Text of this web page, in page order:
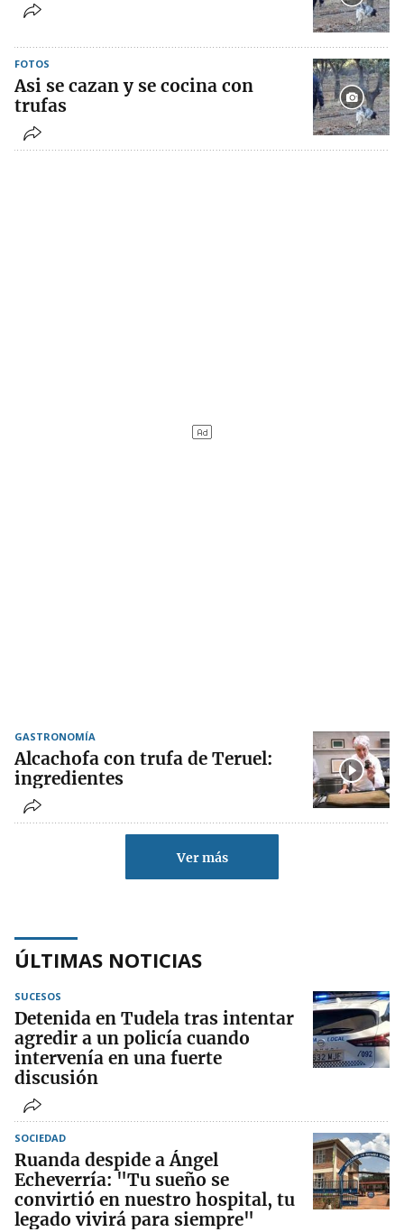
FOTOS
Asi se cazan y se cocina con
trufas
GASTRONOMÍA
Alcachofa con trufa de Teruel:
ingredientes
Ver más
ÚLTIMAS NOTICIAS
SUCESOS
Detenida en Tudela tras intentar
agredir a un policía cuando
intervenía en una fuerte
discusión
SOCIEDAD
Ruanda despide a Ángel
Echeverría: "Tu sueño se
convirtió en nuestro hospital, tu
legado vivirá para siempre"